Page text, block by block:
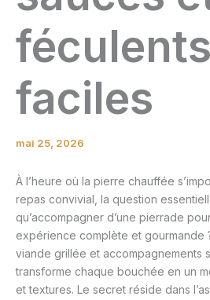
féculents
faciles
mai 25, 2026
À l’heure où la pierre chauffée
repas convivial, la question
qu’accompagner d’une pierrade
expérience complète et gourmande
viande grillée et accompagnements
transforme chaque bouchée en un
et textures. Le secret réside dans